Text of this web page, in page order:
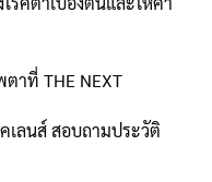
าที่ THE NEXT
ลนส์ สอบถามประวัติ